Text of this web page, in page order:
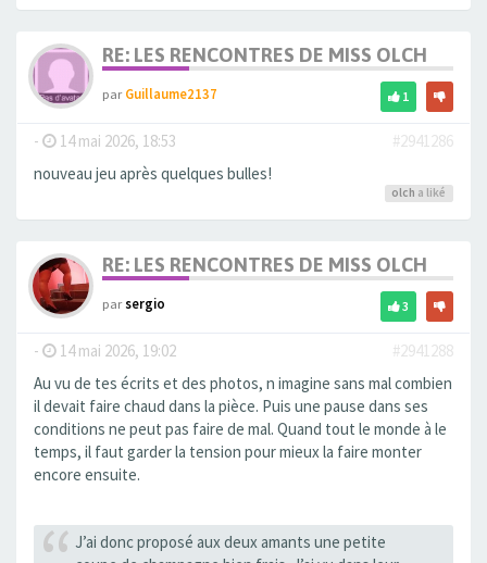
RE: LES RENCONTRES DE MISS OLCH
parGuillaume2137 1
- 14 mai 2026, 18:53
#2941286
nouveau jeu après quelques bulles!
olch a liké
RE: LES RENCONTRES DE MISS OLCH
parsergio 3
- 14 mai 2026, 19:02
#2941288
Au vu de tes écrits et des photos, n imagine sans mal combien
il devait faire chaud dans la pièce. Puis une pause dans ses
conditions ne peut pas faire de mal. Quand tout le monde à le
temps, il faut garder la tension pour mieux la faire monter
encore ensuite.
J’ai donc proposé aux deux amants une petite